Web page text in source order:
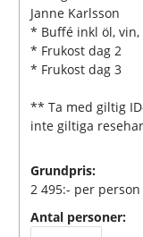
Janne Karlsson
* Buffé inkl öl, vin,
* Frukost dag 2
* Frukost dag 3
** Ta med giltig
inte giltiga
Grundpris:
2 495:- per person
Antal personer: